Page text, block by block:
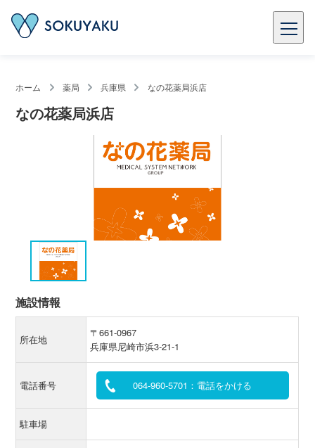
ホーム 薬局 兵庫県 なの花薬局浜店
なの花薬局浜店
施設情報
所在地
〒661-0967
兵庫県尼崎市浜3-21-1
電話番号 064-960-5701：電話をかける
駐車場